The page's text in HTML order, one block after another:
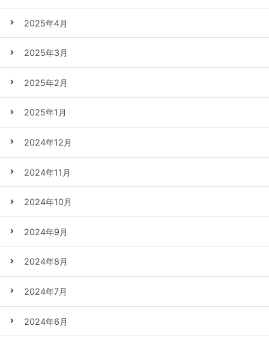
2025年4月
2025年3月
2025年2月
2025年1月
2024年12月
2024年11月
2024年10月
2024年9月
2024年8月
2024年7月
2024年6月